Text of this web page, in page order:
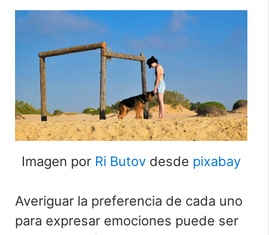
Imagen por Ri Butov desde pixabay
Averiguar la preferencia de cada uno
para expresar emociones puede ser